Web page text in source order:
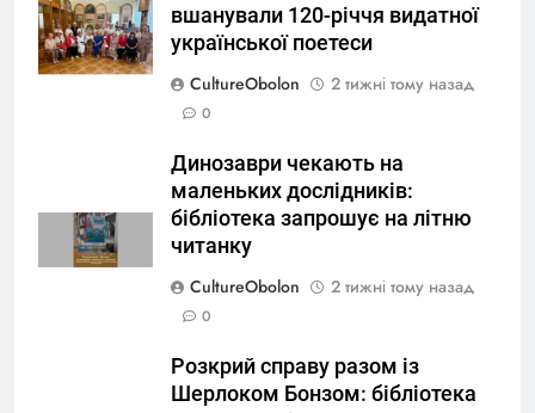
вшанували 120-річчя видатної
української поетеси
CultureObolon
2 тижні тому назад
0
Динозаври чекають на
маленьких дослідників:
бібліотека запрошує на літню
читанку
CultureObolon
2 тижні тому назад
0
Розкрий справу разом із
Шерлоком Бонзом: бібліотека